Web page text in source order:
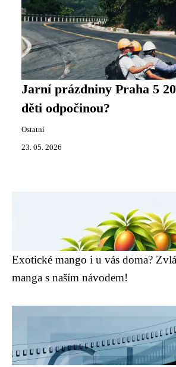
Jarní prázdniny Praha 5
děti odpočinou?
Ostatní
23. 05. 2026
Exotické mango i u vás doma?
manga s naším návodem!